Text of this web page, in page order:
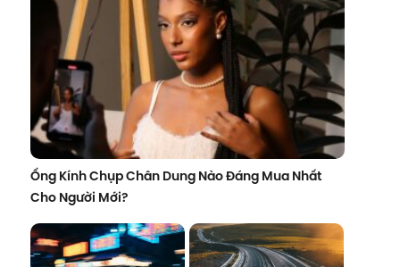
Ống Kính Chụp Chân Dung Nào Đáng Mua Nhất
Cho Người Mới?